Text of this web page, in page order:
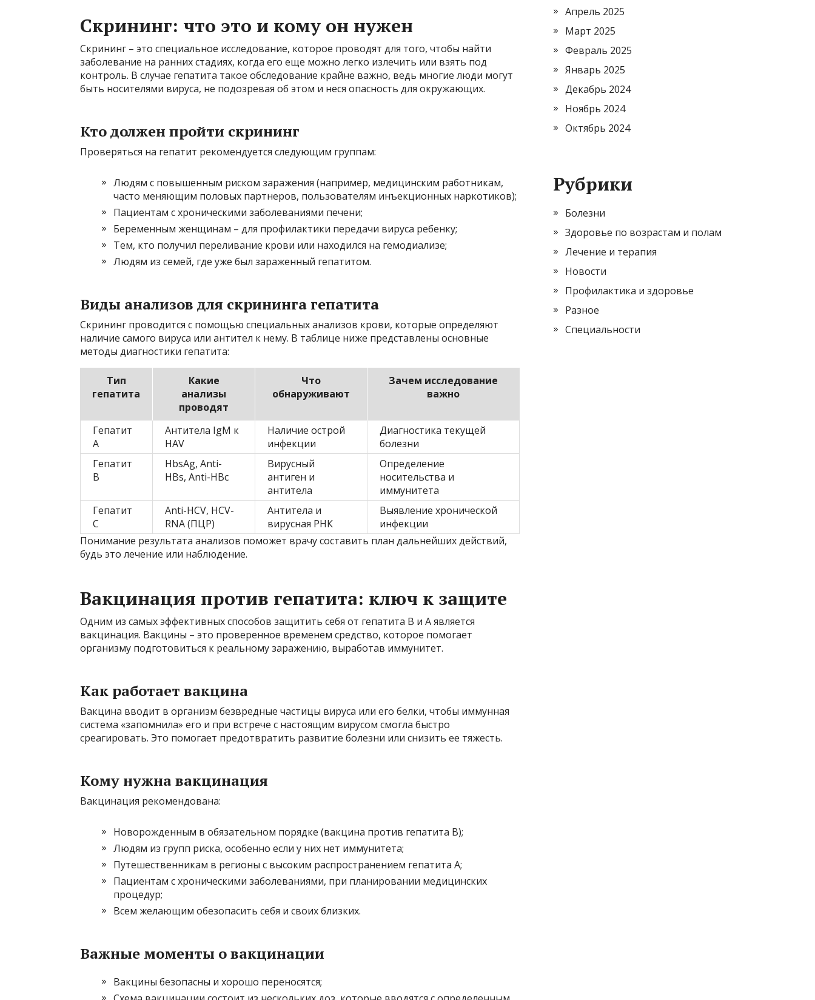
Скрининг: что это и кому он нужен
Скрининг – это специальное исследование, которое проводят для того, чтобы найти
заболевание на ранних стадиях, когда его еще можно легко излечить или взять под
контроль. В случае гепатита такое обследование крайне важно, ведь многие люди могут
быть носителями вируса, не подозревая об этом и неся опасность для окружающих.
Кто должен пройти скрининг
Проверяться на гепатит рекомендуется следующим группам:
Людям с повышенным риском заражения (например, медицинским работникам,
часто меняющим половых партнеров, пользователям инъекционных наркотиков);
Пациентам с хроническими заболеваниями печени;
Беременным женщинам – для профилактики передачи вируса ребенку;
Тем, кто получил переливание крови или находился на гемодиализе;
Людям из семей, где уже был зараженный гепатитом.
Виды анализов для скрининга гепатита
Скрининг проводится с помощью специальных анализов крови, которые определяют
наличие самого вируса или антител к нему. В таблице ниже представлены основные
методы диагностики гепатита:
Тип
гепатита
Какие
анализы
проводят
Что
обнаруживают
Зачем исследование
важно
Гепатит
A
Антитела IgM к
HAV
Наличие острой
инфекции
Диагностика текущей
болезни
Гепатит
B
HbsAg, Anti-
HBs, Anti-HBc
Вирусный
антиген и
антитела
Определение
носительства и
иммунитета
Гепатит
C
Anti-HCV, HCV-
RNA (ПЦР)
Антитела и
вирусная РНК
Выявление хронической
инфекции
Понимание результата анализов поможет врачу составить план дальнейших действий,
будь это лечение или наблюдение.
Вакцинация против гепатита: ключ к защите
Одним из самых эффективных способов защитить себя от гепатита B и A является
вакцинация. Вакцины – это проверенное временем средство, которое помогает
организму подготовиться к реальному заражению, выработав иммунитет.
Как работает вакцина
Вакцина вводит в организм безвредные частицы вируса или его белки, чтобы иммунная
система «запомнила» его и при встрече с настоящим вирусом смогла быстро
среагировать. Это помогает предотвратить развитие болезни или снизить ее тяжесть.
Кому нужна вакцинация
Вакцинация рекомендована:
Новорожденным в обязательном порядке (вакцина против гепатита B);
Людям из групп риска, особенно если у них нет иммунитета;
Путешественникам в регионы с высоким распространением гепатита A;
Пациентам с хроническими заболеваниями, при планировании медицинских
процедур;
Всем желающим обезопасить себя и своих близких.
Важные моменты о вакцинации
Вакцины безопасны и хорошо переносятся;
Апрель 2025
Март 2025
Февраль 2025
Январь 2025
Декабрь 2024
Ноябрь 2024
Октябрь 2024
Рубрики
Болезни
Здоровье по возрастам и полам
Лечение и терапия
Новости
Профилактика и здоровье
Разное
Специальности